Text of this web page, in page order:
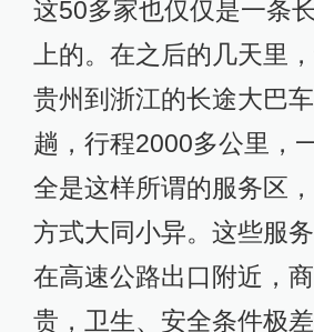
这50多家也仅仅是一条
上的。在之后的几天里
贵州到浙江的长途大巴
趟，行程2000多公里，
全是这样所谓的服务区
方式大同小异。这些服
在高速公路出口附近，
贵，卫生、安全条件极